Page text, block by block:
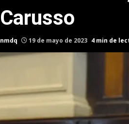
Carusso
nmdq 19 de mayo de 2023 4 min de